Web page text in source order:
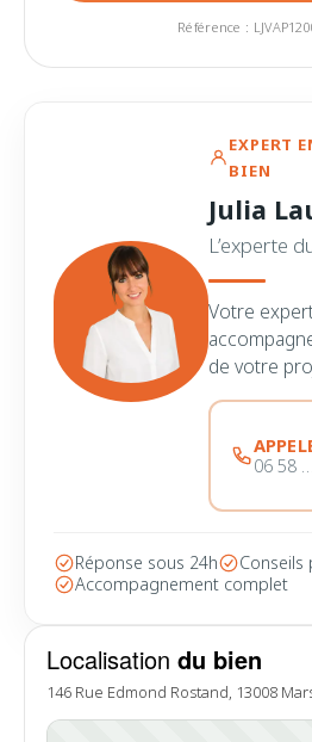
Référence :
Localisation du bien
146 Rue Edmond Rostand, 13008
EXPERT
BIEN
Julia
L’experte
Votre
de votre
06 58 44 28 28
Réponse sous 24h
Conseils
Accompagnement complet